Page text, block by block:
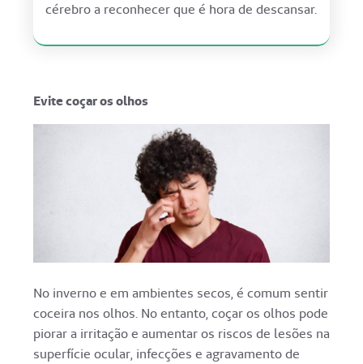
cérebro a reconhecer que é hora de descansar.
Evite coçar os olhos
No inverno e em ambientes secos, é comum sentir
coceira nos olhos. No entanto, coçar os olhos pode
piorar a irritação e aumentar os riscos de lesões na
superfície ocular, infecções e agravamento de